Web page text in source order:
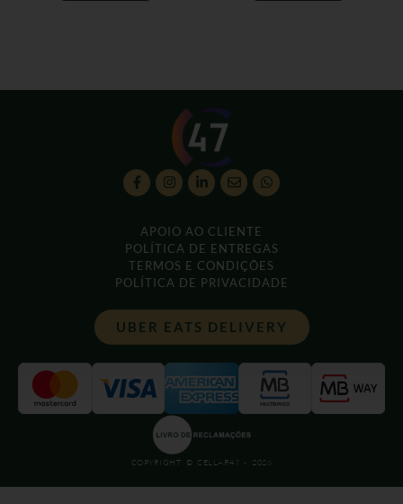
APOIO AO CLIENTE
POLÍTICA DE ENTREGAS
TERMOS E CONDIÇÕES
POLÍTICA DE PRIVACIDADE
UBER EATS DELIVERY
COPYRIGHT © CELLAR47 - 2026